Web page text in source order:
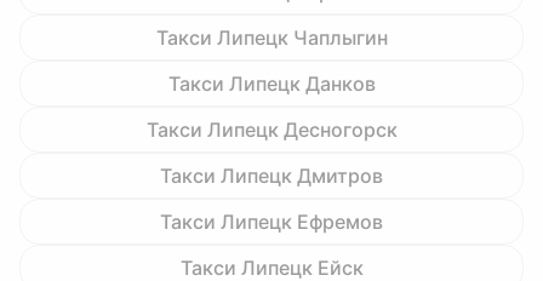
Такси Липецк Чаплыгин
Такси Липецк Данков
Такси Липецк Десногорск
Такси Липецк Дмитров
Такси Липецк Ефремов
Такси Липецк Ейск